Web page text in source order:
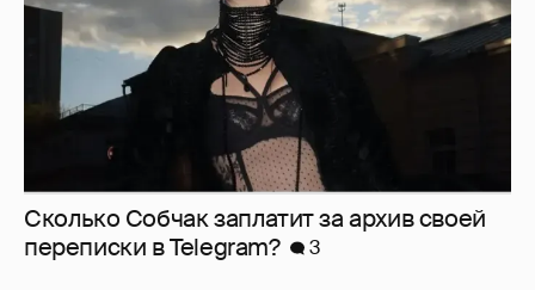
Сколько Собчак заплатит за архив своей
перeписки в Telegram?
3